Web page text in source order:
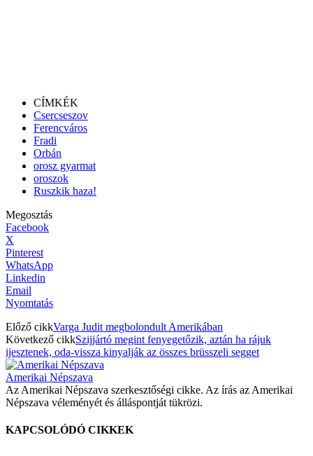
CÍMKÉK
Csercseszov
Ferencváros
Fradi
Orbán
orosz gyarmat
oroszok
Ruszkik haza!
Megosztás
Facebook
X
Pinterest
WhatsApp
Linkedin
Email
Nyomtatás
Előző cikkVarga Judit megbolondult Amerikában
Következő cikkSzijjártó megint fenyegetőzik, aztán ha rájuk
ijesztenek, oda-vissza kinyalják az összes brüsszeli segget
Amerikai Népszava
Az Amerikai Népszava szerkesztőségi cikke. Az írás az Amerikai
Népszava véleményét és álláspontját tükrözi.
KAPCSOLÓDÓ CIKKEK